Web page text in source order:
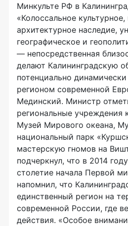
Минкульте РФ в
«Колоссальное
архитектурное наследие,
географическое и
— непосредственная
делают Калининградскую
потенциально
регионом современной
Мединский. Министр
региональные учреждения
Музей Мирового океана,
национальный парк
мастерскую гномов на
подчеркнул, что в 2014
столетие начала Первой
напомнил, что
единственный регион на
современной России, где
действия. «Особое